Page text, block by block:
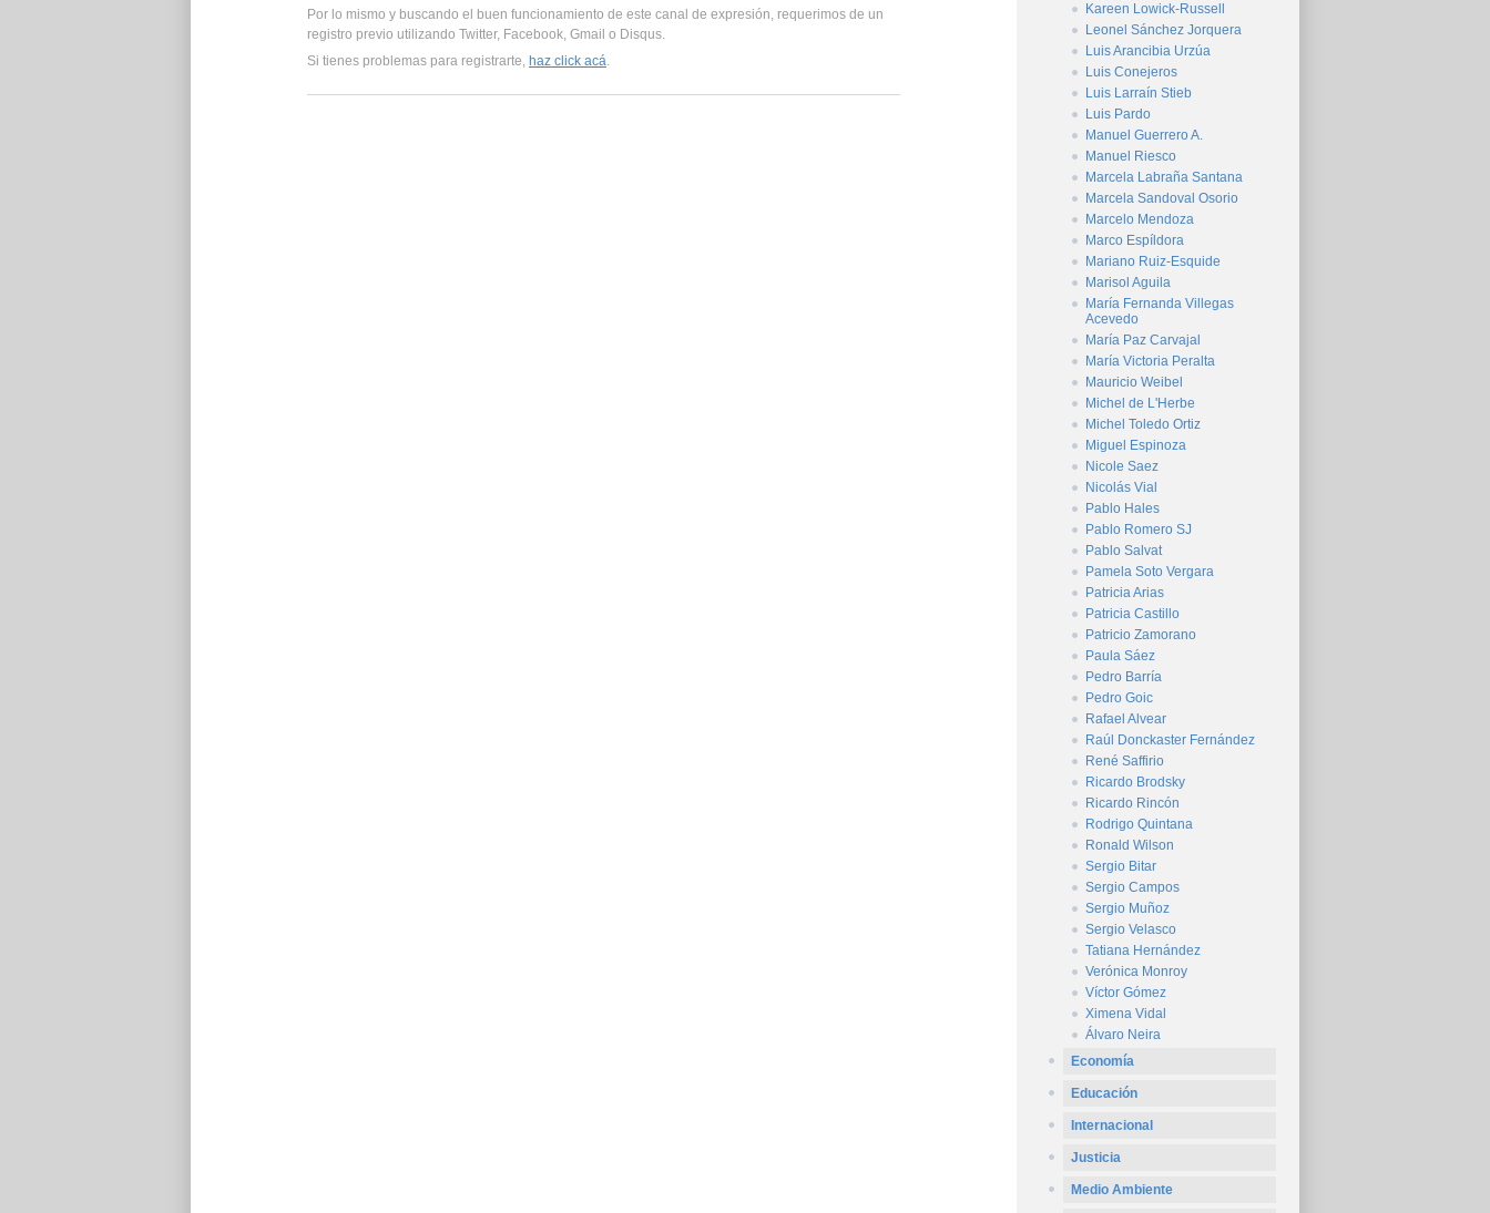
Por lo mismo y buscando el buen funcionamiento de este canal de expresión, requerimos de un
registro previo utilizando Twitter, Facebook, Gmail o Disqus.
Si tienes problemas para registrarte, haz click acá.
Kareen Lowick-Russell
Leonel Sánchez Jorquera
Luis Arancibia Urzúa
Luis Conejeros
Luis Larraín Stieb
Luis Pardo
Manuel Guerrero A.
Manuel Riesco
Marcela Labraña Santana
Marcela Sandoval Osorio
Marcelo Mendoza
Marco Espíldora
Mariano Ruiz-Esquide
Marisol Aguila
María Fernanda Villegas
Acevedo
María Paz Carvajal
María Victoria Peralta
Mauricio Weibel
Michel de L'Herbe
Michel Toledo Ortiz
Miguel Espinoza
Nicole Saez
Nicolás Vial
Pablo Hales
Pablo Romero SJ
Pablo Salvat
Pamela Soto Vergara
Patricia Arias
Patricia Castillo
Patricio Zamorano
Paula Sáez
Pedro Barría
Pedro Goic
Rafael Alvear
Raúl Donckaster Fernández
René Saffirio
Ricardo Brodsky
Ricardo Rincón
Rodrigo Quintana
Ronald Wilson
Sergio Bitar
Sergio Campos
Sergio Muñoz
Sergio Velasco
Tatiana Hernández
Verónica Monroy
Víctor Gómez
Ximena Vidal
Álvaro Neira
Economía
Educación
Internacional
Justicia
Medio Ambiente